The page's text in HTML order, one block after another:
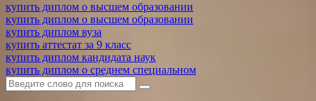
купить диплом о высшем образовании
купить диплом о высшем образовании
купить диплом вуза
купить аттестат за 9 класс
купить диплом кандидата наук
купить диплом о среднем специальном